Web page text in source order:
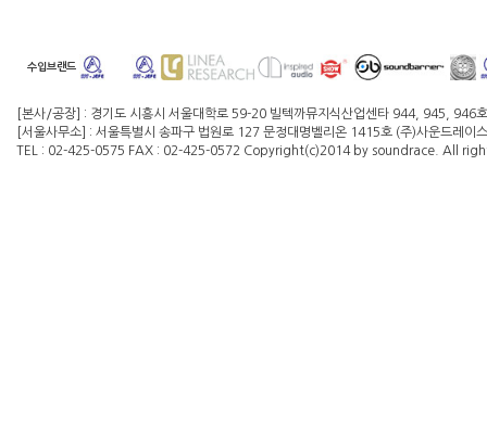
수입브랜드
[본사/공장] : 경기도 시흥시 서울대학로 59-20 빌텍까뮤지식산업센타 944, 945, 946호
[서울사무소] : 서울특별시 송파구 법원로 127 문정대명벨리온 1415호 (주)사운드레
TEL : 02-425-0575 FAX : 02-425-0572 Copyright(c)2014 by soundrace. All